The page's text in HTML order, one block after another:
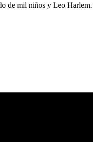
de mil niños y Leo Harlem.